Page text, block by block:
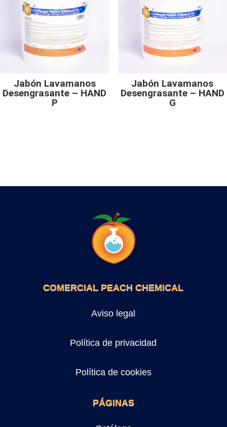
Jabón Lavamanos
Desengrasante – HAND
P
Jabón Lavamanos
Desengrasante – HAND
G
COMERCIAL PEACH CHEMICAL
Aviso legal
Política de privacidad
Política de cookies
PÁGINAS